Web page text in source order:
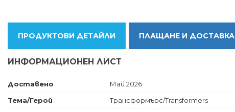
ПРОДУКТОВИ ДЕТАЙЛИ ПЛАЩАНЕ И ДОСТАВКА
ИНФОРМАЦИОНЕН ЛИСТ
Доставено
Май 2026
Тема/Герой
Трансформърс/Transformers